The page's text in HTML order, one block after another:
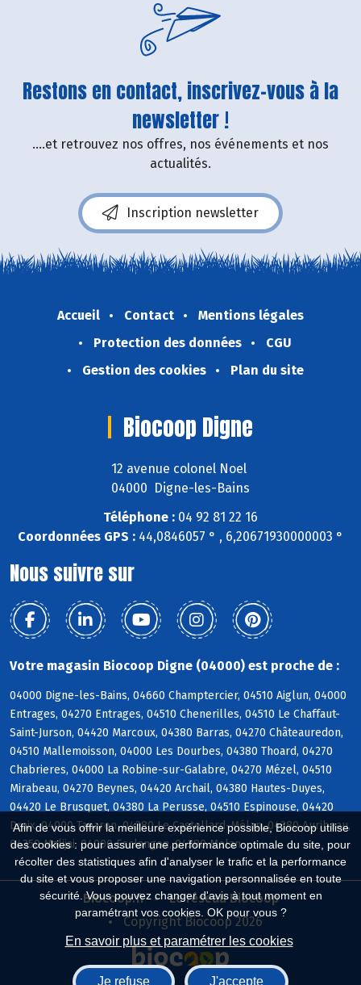
Afin de vous offrir la meilleure expérience possible, Biocoop utilise
des cookies : pour assurer une performance optimale du site, pour
récolter des statistiques afin d'analyser le trafic et la performance
du site et vous proposer une navigation personnalisée en toute
sécurité. Vous pouvez changer d'avis à tout moment en
paramétrant vos cookies. OK pour vous ?
En savoir plus et paramétrer les cookies
Je refuse J'accepte
Restons en contact, inscrivez-vous à la
newsletter !
....et retrouvez nos offres, nos événements et nos
actualités.
Inscription newsletter
Accueil Contact
Mentions légales
Protection des données
CGU
Gestion des cookies
Plan du site
Biocoop Digne
12 avenue colonel Noel
04000 Digne-les-Bains
Téléphone : 04 92 81 22 16
Coordonnées GPS : 44,0846057 ° , 6,20671930000003 °
Nous suivre sur
Votre magasin Biocoop Digne (04000) est proche de :
04000 Digne-les-Bains, 04660 Champtercier, 04510 Aiglun, 04000
Entrages, 04270 Entrages, 04510 Chenerilles, 04510 Le Chaffaut-
Saint-Jurson, 04420 Marcoux, 04380 Barras, 04270 Châteauredon,
04510 Mallemoisson, 04000 Les Dourbes, 04380 Thoard, 04270
Chabrieres, 04000 La Robine-sur-Galabre, 04270 Mézel, 04510
Mirabeau, 04270 Beynes, 04420 Archail, 04380 Hautes-Duyes,
04420 Le Brusquet, 04380 La Perusse, 04510 Espinouse, 04420
Draix, 04000 Tanaron, 04380 Le Castellard-Mélan, 04380 Auribeau,
04350 Malijai, 04000 Esclangon, 04380 Melan
Biocoop.fr
Le réseau Biocoop
Copyright Biocoop 2026